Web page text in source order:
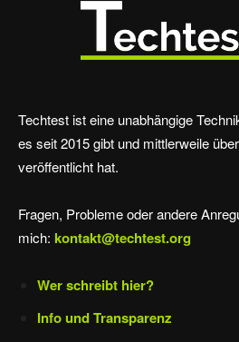
Techtest ist eine unabhängige
es seit 2015 gibt und mittlerweile
veröffentlicht hat.
Fragen, Probleme oder andere
mich: kontakt@techtest.org
Wer schreibt hier?
Info und Transparenz